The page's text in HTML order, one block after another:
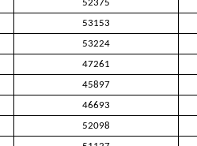
52375
53153
53224
47261
45897
46693
52098